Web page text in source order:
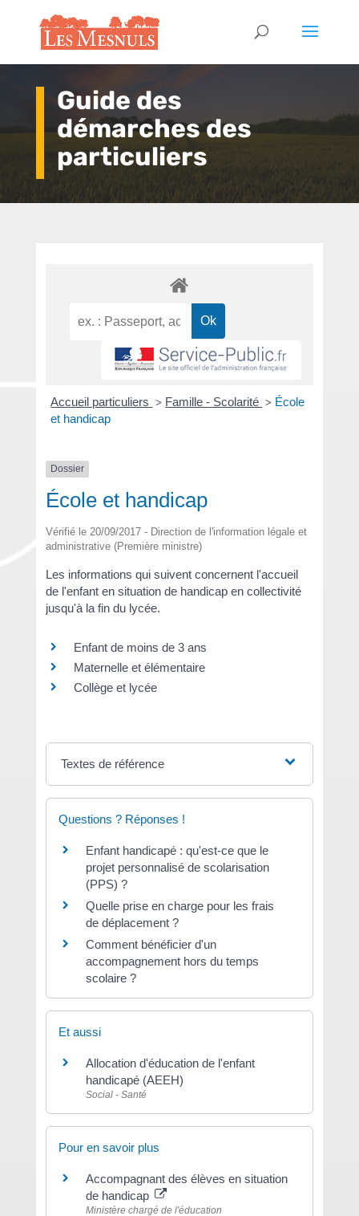
Guide des
démarches des
particuliers
Accueil particuliers > Famille - Scolarité > École
et handicap
Dossier
École et handicap
Vérifié le 20/09/2017 - Direction de l'information légale et
administrative (Première ministre)
Les informations qui suivent concernent l'accueil
de l'enfant en situation de handicap en collectivité
jusqu'à la fin du lycée.
Enfant de moins de 3 ans
Maternelle et élémentaire
Collège et lycée
Textes de référence
Questions ? Réponses !
Enfant handicapé : qu'est-ce que le
projet personnalisé de scolarisation
(PPS) ?
Quelle prise en charge pour les frais
de déplacement ?
Comment bénéficier d'un
accompagnement hors du temps
scolaire ?
Et aussi
Allocation d'éducation de l'enfant
handicapé (AEEH)
Social - Santé
Pour en savoir plus
Accompagnant des élèves en situation
de handicap
Ministère chargé de l'éducation